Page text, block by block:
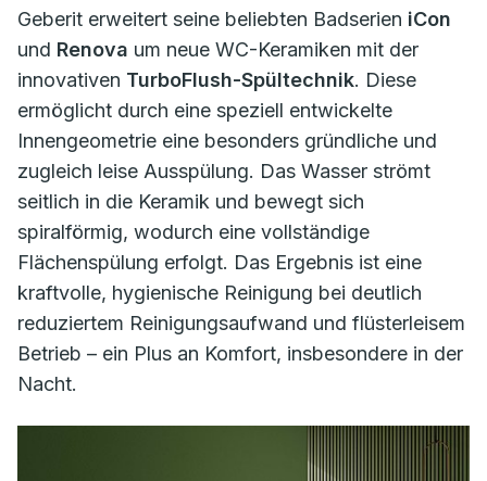
Geberit erweitert seine beliebten Badserien iCon
und Renova um neue WC-Keramiken mit der
innovativen TurboFlush-Spültechnik. Diese
ermöglicht durch eine speziell entwickelte
Innengeometrie eine besonders gründliche und
zugleich leise Ausspülung. Das Wasser strömt
seitlich in die Keramik und bewegt sich
spiralförmig, wodurch eine vollständige
Flächenspülung erfolgt. Das Ergebnis ist eine
kraftvolle, hygienische Reinigung bei deutlich
reduziertem Reinigungsaufwand und flüsterleisem
Betrieb – ein Plus an Komfort, insbesondere in der
Nacht.